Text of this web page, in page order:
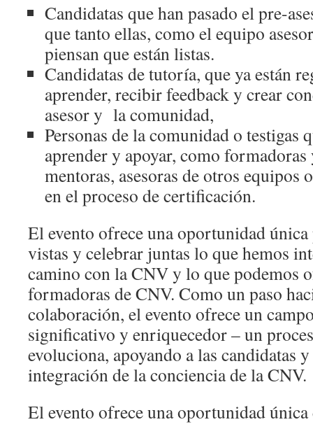
Candidatas que han pasado el pre-
que tanto ellas, como el equipo
piensan que están listas.
Candidatas de tutoría, que ya están
aprender, recibir feedback y crear
asesor y la comunidad,
Personas de la comunidad o testigas
aprender y apoyar, como
mentoras, asesoras de otros equipos
en el proceso de certificación.
El evento ofrece una oportunidad
vistas y celebrar juntas lo que hemos
camino con la CNV y lo que podemos
formadoras de CNV. Como un paso
colaboración, el evento ofrece un
significativo y enriquecedor – un
evoluciona, apoyando a las candidatas y
integración de la conciencia de la CNV.
El evento ofrece una oportunidad única